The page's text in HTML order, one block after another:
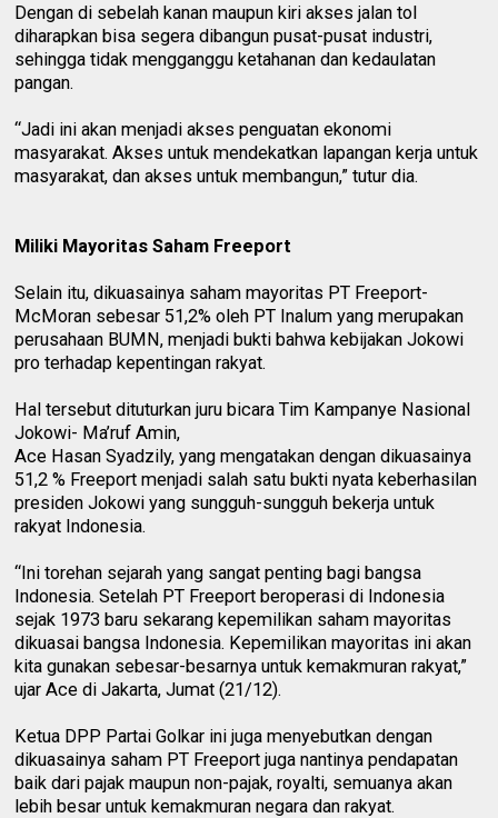
Dengan di sebelah kanan maupun kiri akses jalan tol
diharapkan bisa segera dibangun pusat-pusat industri,
sehingga tidak mengganggu ketahanan dan kedaulatan
pangan.
“Jadi ini akan menjadi akses penguatan ekonomi
masyarakat. Akses untuk mendekatkan lapangan kerja untuk
masyarakat, dan akses untuk membangun,” tutur dia.
Miliki Mayoritas Saham Freeport
Selain itu, dikuasainya saham mayoritas PT Freeport-
McMoran sebesar 51,2% oleh PT Inalum yang merupakan
perusahaan BUMN, menjadi bukti bahwa kebijakan Jokowi
pro terhadap kepentingan rakyat.
Hal tersebut dituturkan juru bicara Tim Kampanye Nasional
Jokowi- Ma’ruf Amin,
Ace Hasan Syadzily, yang mengatakan dengan dikuasainya
51,2 % Freeport menjadi salah satu bukti nyata keberhasilan
presiden Jokowi yang sungguh-sungguh bekerja untuk
rakyat Indonesia.
“Ini torehan sejarah yang sangat penting bagi bangsa
Indonesia. Setelah PT Freeport beroperasi di Indonesia
sejak 1973 baru sekarang kepemilikan saham mayoritas
dikuasai bangsa Indonesia. Kepemilikan mayoritas ini akan
kita gunakan sebesar-besarnya untuk kemakmuran rakyat,”
ujar Ace di Jakarta, Jumat (21/12).
Ketua DPP Partai Golkar ini juga menyebutkan dengan
dikuasainya saham PT Freeport juga nantinya pendapatan
baik dari pajak maupun non-pajak, royalti, semuanya akan
lebih besar untuk kemakmuran negara dan rakyat.